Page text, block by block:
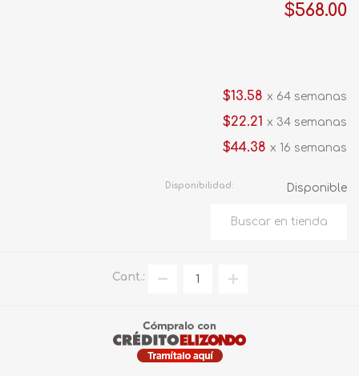
$568.00
$13.58 x 64 semanas
$22.21 x 34 semanas
$44.38 x 16 semanas
Disponibilidad: Disponible
Cant.: